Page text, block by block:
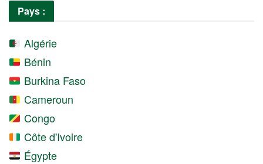
Pays :
Algérie
Bénin
Burkina Faso
Cameroun
Congo
Côte d'Ivoire
Égypte